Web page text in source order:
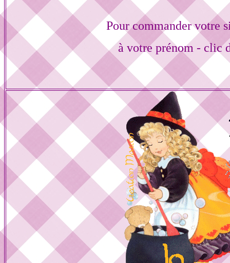
Pour commander votre
à votre prénom - clic